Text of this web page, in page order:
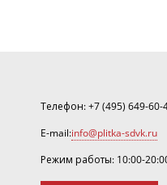
Телефон:+7 (495) 649-60-
E-mail:info@plitka-sdvk.ru
Режим работы: 10:00-